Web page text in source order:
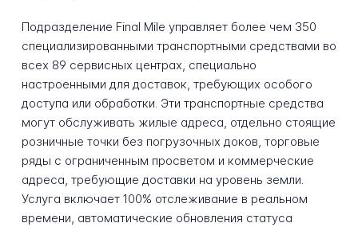
Подразделение Final Mile управляет более чем 350
специализированными транспортными средствами во
всех 89 сервисных центрах, специально
настроенными для доставок, требующих особого
доступа или обработки. Эти транспортные средства
могут обслуживать жилые адреса, отдельно стоящие
розничные точки без погрузочных доков, торговые
ряды с ограниченным просветом и коммерческие
адреса, требующие доставки на уровень земли.
Услуга включает 100% отслеживание в реальном
времени, автоматические обновления статуса